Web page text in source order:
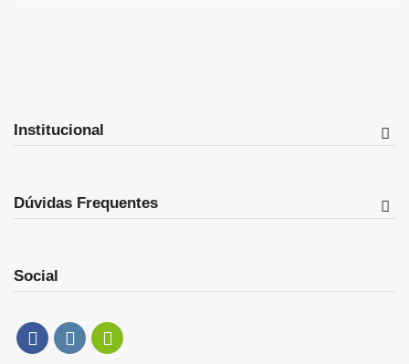
Institucional
Dúvidas Frequentes
Social